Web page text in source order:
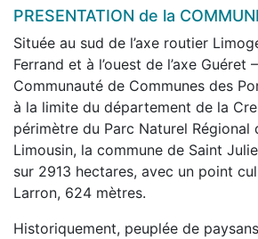
Eymoutiers
Peyrat-le-Château
Rempnat
Saint-Amand-le-Petit
Saint-Julien-le-Petit
Sainte-Anne-Saint-Priest
Information Tiers Payant :Le
modérateur (part mutuelle) pourra
PRESENTATION de la
Située au sud de l’axe routier
Ferrand et à l’ouest de l’axe Guéret
Communauté de Communes des
à la limite du département de la
périmètre du Parc Naturel Régional
Limousin, la commune de Saint
sur 2913 hectares, avec un point
Larron, 624 mètres.
Historiquement, peuplée de